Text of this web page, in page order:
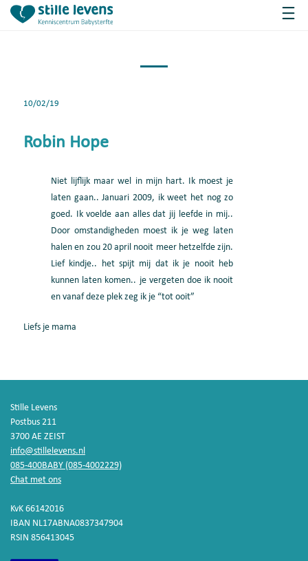
10/02/19
Robin Hope
Niet lijflijk maar wel in mijn hart. Ik moest je
laten gaan.. Januari 2009, ik weet het nog zo
goed. Ik voelde aan alles dat jij leefde in mij..
Door omstandigheden moest ik je weg laten
halen en zou 20 april nooit meer hetzelfde zijn.
Lief kindje.. het spijt mij dat ik je nooit heb
kunnen laten komen.. je vergeten doe ik nooit
en vanaf deze plek zeg ik je “tot ooit”
Liefs je mama
Stille Levens
Postbus 211
3700 AE ZEIST
info@stillelevens.nl
085-400BABY (085-4002229)
Chat met ons
KvK 66142016
IBAN NL17ABNA0837347904
RSIN 856413045